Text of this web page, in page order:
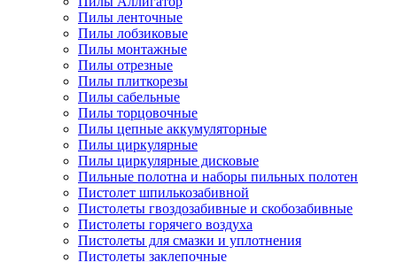
Пилы ленточные
Пилы лобзиковые
Пилы монтажные
Пилы отрезные
Пилы плиткорезы
Пилы сабельные
Пилы торцовочные
Пилы цепные аккумуляторные
Пилы циркулярные
Пилы циркулярные дисковые
Пильные полотна и наборы пильных полотен
Пистолет шпилькозабивной
Пистолеты гвоздозабивные и скобозабивные
Пистолеты горячего воздуха
Пистолеты для смазки и уплотнения
Пистолеты заклепочные